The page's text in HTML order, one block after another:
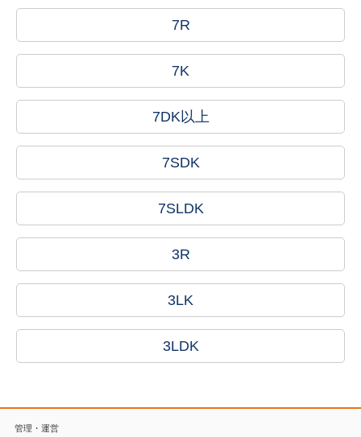
7R
7K
7DK以上
7SDK
7SLDK
3R
3LK
3LDK
管理・運営